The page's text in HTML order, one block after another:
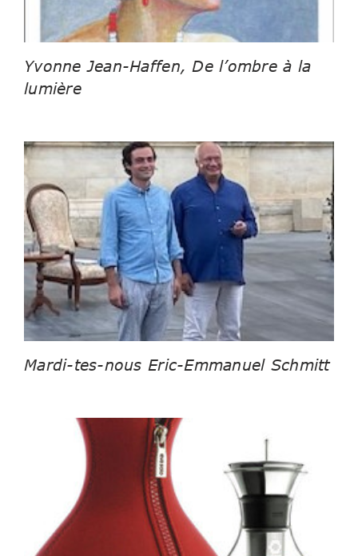
Yvonne Jean-Haffen, De l’ombre à la
lumière
Mardi-tes-nous Eric-Emmanuel Schmitt